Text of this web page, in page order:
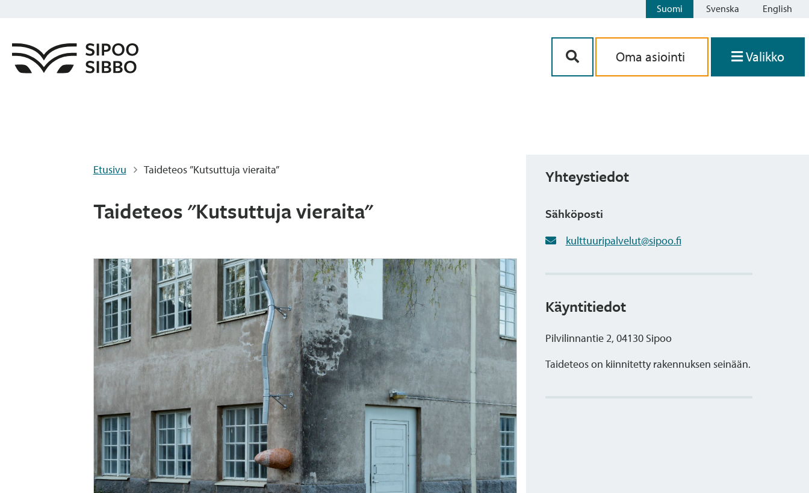
Suomi Svenska English
Oma asiointi Valikko
Etusivu Taideteos ”Kutsuttuja vieraita”
Taideteos "Kutsuttuja vieraita"
Yhteystiedot
Sähköposti
kulttuuripalvelut@sipoo.fi
Käyntitiedot
Pilvilinnantie 2, 04130 Sipoo
Taideteos on kiinnitetty rakennuksen seinään.